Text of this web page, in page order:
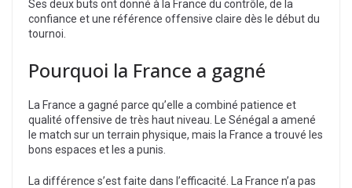
Ses deux buts ont donné à la France du contrôle, de la
confiance et une référence offensive claire dès le début du
tournoi.
Pourquoi la France a gagné
La France a gagné parce qu’elle a combiné patience et
qualité offensive de très haut niveau. Le Sénégal a amené
le match sur un terrain physique, mais la France a trouvé les
bons espaces et les a punis.
La différence s’est faite dans l’efficacité. La France n’a pas